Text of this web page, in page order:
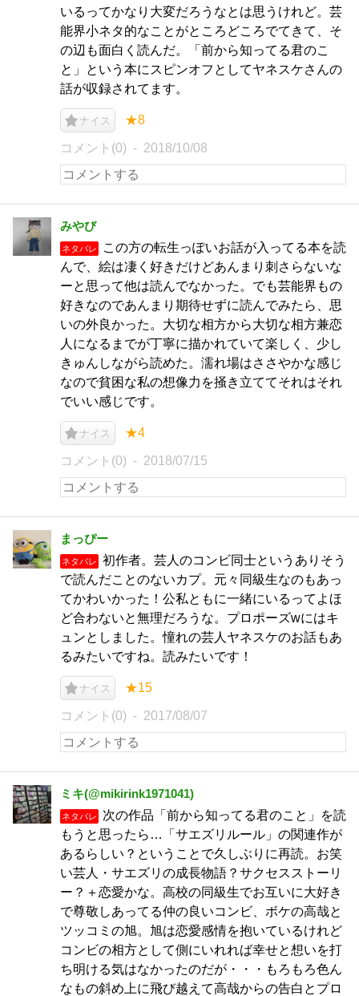
いるってかなり大変だろうなとは思うけれど。芸
能界小ネタ的なことがところどころでてきて、そ
の辺も面白く読んだ。「前から知ってる君のこ
と」という本にスピンオフとしてヤネスケさんの
話が収録されてます。
ナイス ★8
コメント(0) 2018/10/08
みやび
ネタバレ
この方の転生っぽいお話が入ってる本を読
んで、絵は凄く好きだけどあんまり刺さらないな
ーと思って他は読んでなかった。でも芸能界もの
好きなのであんまり期待せずに読んでみたら、思
いの外良かった。大切な相方から大切な相方兼恋
人になるまでが丁寧に描かれていて楽しく、少し
きゅんしながら読めた。濡れ場はささやかな感じ
なので貧困な私の想像力を掻き立ててそれはそれ
でいい感じです。
ナイス ★4
コメント(0) 2018/07/15
まっぴー
ネタバレ
初作者。芸人のコンビ同士というありそう
で読んだことのないカプ。元々同級生なのもあっ
てかわいかった！公私ともに一緒にいるってよほ
ど合わないと無理だろうな。プロポーズwにはキ
ュンとしました。憧れの芸人ヤネスケのお話もあ
るみたいですね。読みたいです！
ナイス ★15
コメント(0) 2017/08/07
ミキ(@mikirink1971041)
ネタバレ
次の作品「前から知ってる君のこと」を読
もうと思ったら…「サエズリルール」の関連作が
あるらしい？ということで久しぶりに再読。お笑
い芸人・サエズリの成長物語？サクセスストーリ
ー？＋恋愛かな。高校の同級生でお互いに大好き
で尊敬しあってる仲の良いコンビ、ボケの高哉と
ツッコミの旭。旭は恋愛感情を抱いているけれど
コンビの相方として側にいれれば幸せと想いを打
ち明ける気はなかったのだが・・・もろもろ色ん
なもの斜め上に飛び越えて高哉からの告白とプロ